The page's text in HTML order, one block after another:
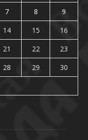
7 8
9
14 15
16
21 22
23
28 29
30